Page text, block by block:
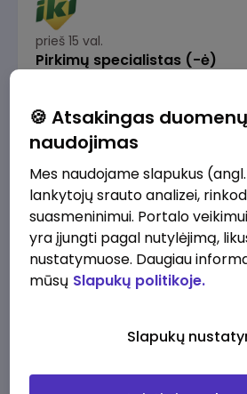
prieš 15 val.
Pirkimų specialistas (-ė)
1600 - 1900 €/mėn. Prieš
prieš 15 val.
IT sprendimų architektas (-ė)
JSC Lithuanian Railways
🍪 Atsakingas duomenų
naudojimas
Mes naudojame slapukus
lankytojų srauto analizei,
suasmeninimui. Portalo
yra įjungti pagal nutylėjimą,
nustatymuose. Daugiau
mūsų Slapukų politikoje.
Slapukų